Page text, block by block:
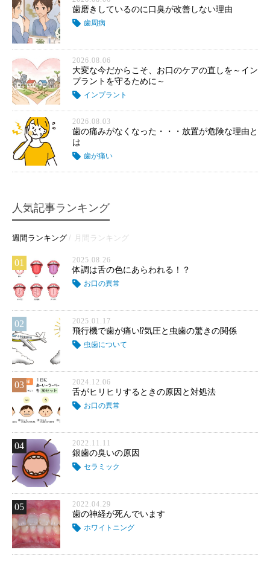
歯磨きしているのに口臭が改善しない理由
歯周病
2026.08.06
大変な今だからこそ、お口のケアの直しを～イン
プラントを守るために～
インプラント
2026.08.03
歯の痛みがなくなった・・・放置が危険な理由と
は
歯が痛い
人気記事ランキング
週間ランキング 月間ランキング
01 2025.08.26
体調は舌の色にあらわれる！？
お口の異常
02 2025.01.17
飛行機で歯が痛い⁉気圧と虫歯の驚きの関係
虫歯について
03 2024.12.06
舌がヒリヒリするときの原因と対処法
お口の異常
04 2022.11.11
銀歯の臭いの原因
セラミック
05 2022.04.29
歯の神経が死んでいます
ホワイトニング